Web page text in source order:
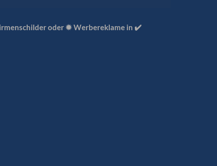
oder ✹ Werbereklame in ✔️